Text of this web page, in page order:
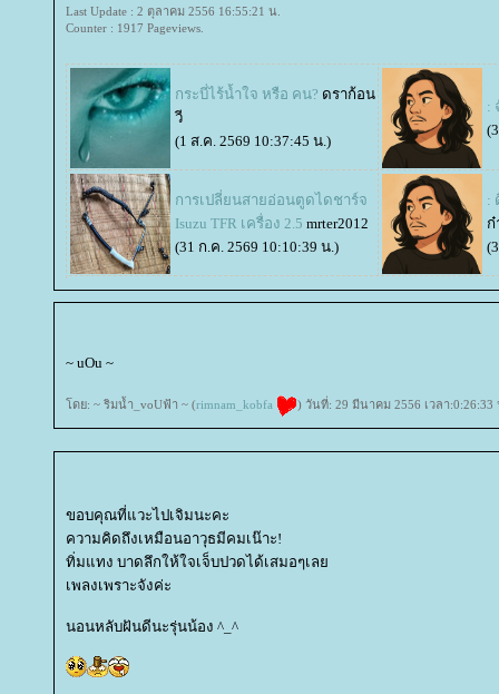
Last Update : 2 ตุลาคม 2556 16:55:21 น.
Counter : 1917 Pageviews.
กระบี่ไร้น้ำใจ หรือ คน? ดราก้อน
วี
(1 ส.ค. 2569 10:37:45 น.)
:
การเปลี่ยนสายอ่อนตูดไดชาร์จ
Isuzu TFR เครื่อง 2.5 mrter2012
(31 ก.ค. 2569 10:10:39 น.)
:
ก๋
~ uOu ~
ดย: ~ ริมน้ำ_voUฟ้า ~ (rimnam_kobfa ) วันที่: 29 มีนาคม 2556 เวลา:0:26:33
ขอบคุณที่แวะไปเจิมนะคะ
ความคิดถึงเหมือนอาวุธมีคมเน๊าะ!
ทิ่มแทง บาดลึกให้ใจเจ็บปวดได้เสมอๆเล
เพลงเพราะจังค่ะ
นอนหลับฝันดีนะรุ่นน้อง ^_^